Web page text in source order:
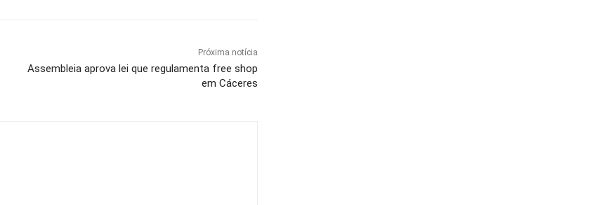
Próxima notícia
Assembleia aprova lei que regulamenta free shop
em Cáceres